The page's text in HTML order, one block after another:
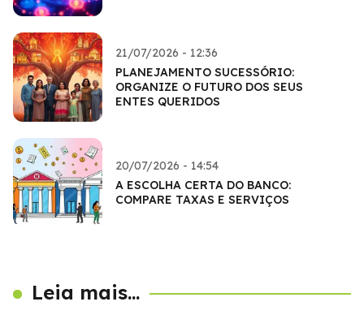
21/07/2026 - 12:36
PLANEJAMENTO SUCESSÓRIO:
ORGANIZE O FUTURO DOS SEUS
ENTES QUERIDOS
20/07/2026 - 14:54
A ESCOLHA CERTA DO BANCO:
COMPARE TAXAS E SERVIÇOS
Leia mais...